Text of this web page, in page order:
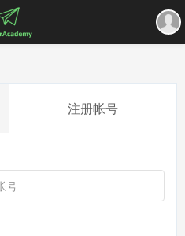
注册帐号